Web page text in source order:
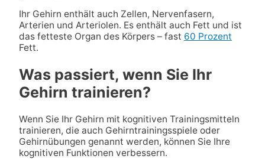
Ihr Gehirn enthält auch Zellen, Nervenfasern,
Arterien und Arteriolen. Es enthält auch Fett und ist
das fetteste Organ des Körpers – fast 60 Prozent
Fett.
Was passiert, wenn Sie Ihr
Gehirn trainieren?
Wenn Sie Ihr Gehirn mit kognitiven Trainingsmitteln
trainieren, die auch Gehirntrainingsspiele oder
Gehirnübungen genannt werden, können Sie Ihre
kognitiven Funktionen verbessern.